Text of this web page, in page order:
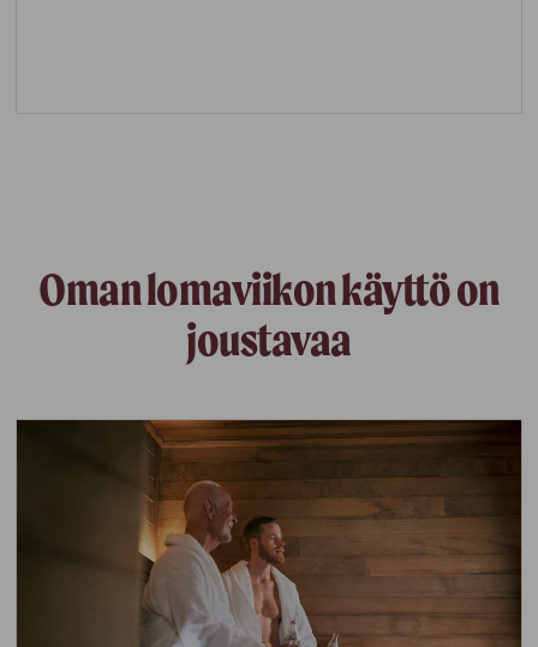
Oman lomaviikon käyttö on
joustavaa